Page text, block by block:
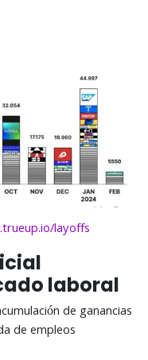
layoffs
laboral
de ganancias
de empleos